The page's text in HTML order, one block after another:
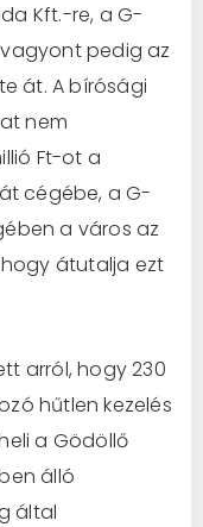
Kft.-re, a G-
pedig az
át. A bírósági
nem
Ft-ot a
cégébe, a G-
a város az
hogy átutalja ezt
arról, hogy 230
hűtlen kezelés
a Gödöllő
álló
által